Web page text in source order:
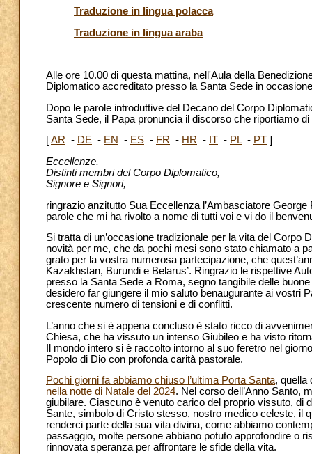
Traduzione in lingua polacca
Traduzione in lingua araba
Alle ore 10.00 di questa mattina, nell'Aula della
Diplomatico accreditato presso la Santa Sede in
Dopo le parole introduttive del Decano del Corpo
Santa Sede, il Papa pronuncia il discorso che riportiamo di
[AR - DE - EN - ES - FR - HR - IT - PL- PT ]
Eccellenze,
Distinti membri del Corpo Diplomatico,
Signore e Signori,
ringrazio anzitutto Sua Eccellenza l’Ambasciatore
parole che mi ha rivolto a nome di tutti voi e vi do il
Si tratta di un’occasione tradizionale per la vita del
novità per me, che da pochi mesi sono stato chiamato a
grato per la vostra numerosa partecipazione, che
Kazakhstan, Burundi e Belarus’. Ringrazio le rispettive
presso la Santa Sede a Roma, segno tangibile delle
desidero far giungere il mio saluto benaugurante ai vostri
crescente numero di tensioni e di conflitti.
L’anno che si è appena concluso è stato ricco di
Chiesa, che ha vissuto un intenso Giubileo e ha visto
Il mondo intero si è raccolto intorno al suo feretro nel
Popolo di Dio con profonda carità pastorale.
Pochi giorni fa abbiamo chiuso l’ultima Porta Santa, quella
nella notte di Natale del 2024. Nel corso dell’Anno Santo,
giubilare. Ciascuno è venuto carico del proprio vissuto, di
Sante, simbolo di Cristo stesso, nostro medico celeste, il
renderci parte della sua vita divina, come abbiamo
passaggio, molte persone abbiano potuto approfondire o
rinnovata speranza per affrontare le sfide della vita.